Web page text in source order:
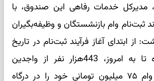
مدیرکل خدمات رفاهی این صندوق، با
ثبت‌نام وام بازنشستگان و وظیفه‌بگیران
از ابتدای آغاز فرآیند ثبت‌نام در تاریخ
۲۴ اردیبهشت‌ماه تا به امروز، 443هزار نفر از واجدین
شرایط، تقاضای وام ۷۵ میلیون تومانی خود را در درگاه